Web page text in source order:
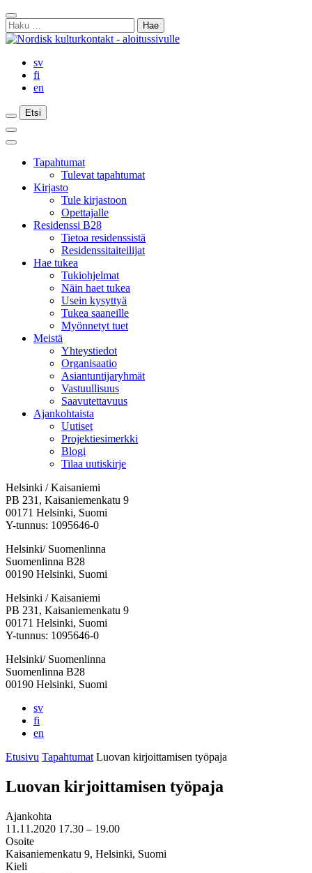
Siirry
sisältöön
Sulje
haku
Haku:
sv
fi
en
Etsi
Etsi
Etsi
Päävalikko
Sulje
päävalikkoTapahtumat
Tulevat tapahtumat
Kirjasto
Tule kirjastoon
Opettajalle
Residenssi B28
Tietoa residenssistä
Residenssitaiteilijat
Hae tukea
Tukiohjelmat
Näin haet tukea
Usein kysyttyä
Tukea saaneille
Myönnetyt tuet
Meistä
Yhteystiedot
Organisaatio
Asiantuntijaryhmät
Vastuullisuus
Saavutettavuus
Ajankohtaista
Uutiset
Projektiesimerkki
Blogi
Tilaa uutiskirje
Helsinki / Kaisaniemi
PB 231, Kaisaniemenkatu 9
00171 Helsinki, Suomi
Y-tunnus: 1095646-0
Helsinki/ Suomenlinna
Suomenlinna B28
00190 Helsinki, Suomi
Facebook:
Avataan
uuteen
välilehteen
Instagram:
Avataan
uuteen
välilehteen
TikTok:
Avataan
uuteen
välilehteen
Youtube:
Avataan
uuteen
välilehteen
Vimeo:
Avataan
uuteen
välilehteen
Helsinki / Kaisaniemi
PB 231, Kaisaniemenkatu 9
00171 Helsinki, Suomi
Y-tunnus: 1095646-0
Helsinki/ Suomenlinna
Suomenlinna B28
00190 Helsinki, Suomi
sv
fi
en
Etusivu Tapahtumat Luovan kirjoittamisen työpaja
Luovan kirjoittamisen työpaja
Ajankohta
11.11.2020 17.30 – 19.00
Osoite
Kaisaniemenkatu 9, Helsinki, Suomi
Kieli